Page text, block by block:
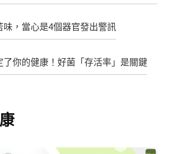
味，當心是4個器官發出警訊
了你的健康！好菌「存活率」是關鍵